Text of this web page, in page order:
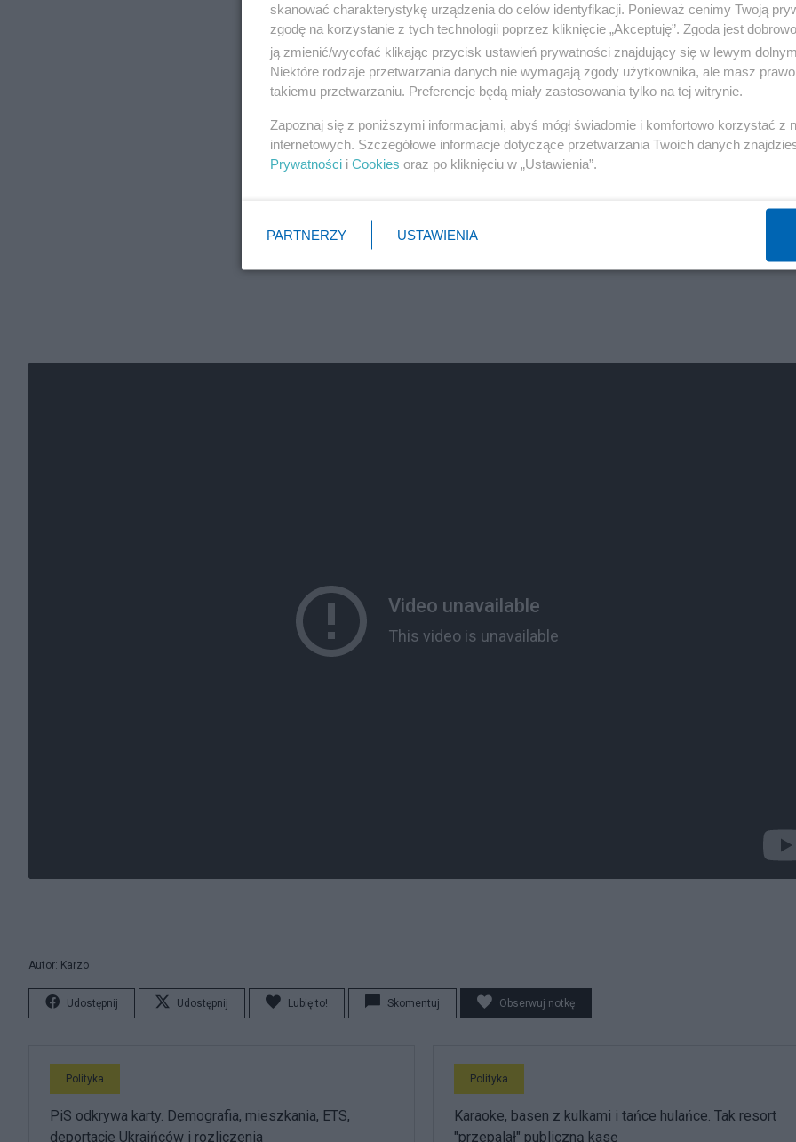
Autor: Karzo
Udostępnij Udostępnij Lubię to! Skomentuj Obserwuj notkę
Polityka
PiS odkrywa karty. Demografia, mieszkania, ETS,
deportacje Ukraińców i rozliczenia
Polityka
Karaoke, basen z kulkami i tańce hulańce. Tak resort
"przepalał" publiczną kasę
skanować charakterystykę urządzenia do celów identyfikacji. Ponieważ cenimy Twoją
zgodę na korzystanie z tych technologii poprzez kliknięcie „Akceptuję”. Zgoda jest
ją zmienić/wycofać klikając przycisk ustawień prywatności znajdujący się w lewym
Niektóre rodzaje przetwarzania danych nie wymagają zgody użytkownika, ale masz
takiemu przetwarzaniu. Preferencje będą miały zastosowania tylko na tej witrynie.
Zapoznaj się z poniższymi informacjami, abyś mógł świadomie i komfortowo korzystać z
internetowych. Szczegółowe informacje dotyczące przetwarzania Twoich danych
Prywatności i Cookies oraz po kliknięciu w „Ustawienia”.
PARTNERZY USTAWIENIA